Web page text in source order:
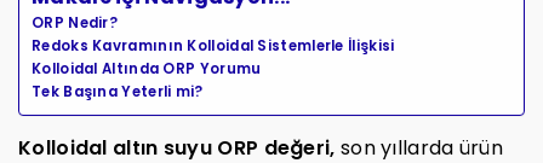
ORP Nedir?
Redoks Kavramının Kolloidal Sistemlerle İlişkisi
Kolloidal Altında ORP Yorumu
Tek Başına Yeterli mi?
Kolloidal altın suyu ORP değeri, son yıllarda ürün